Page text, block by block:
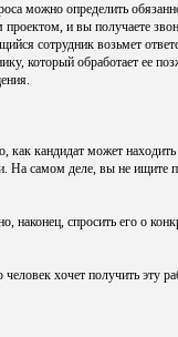
можно определить
и вы получаете
сотрудник возьмет
который обработает ее
кандидат может
На самом деле, вы не ищите
наконец, спросить его о
хочет получить эту